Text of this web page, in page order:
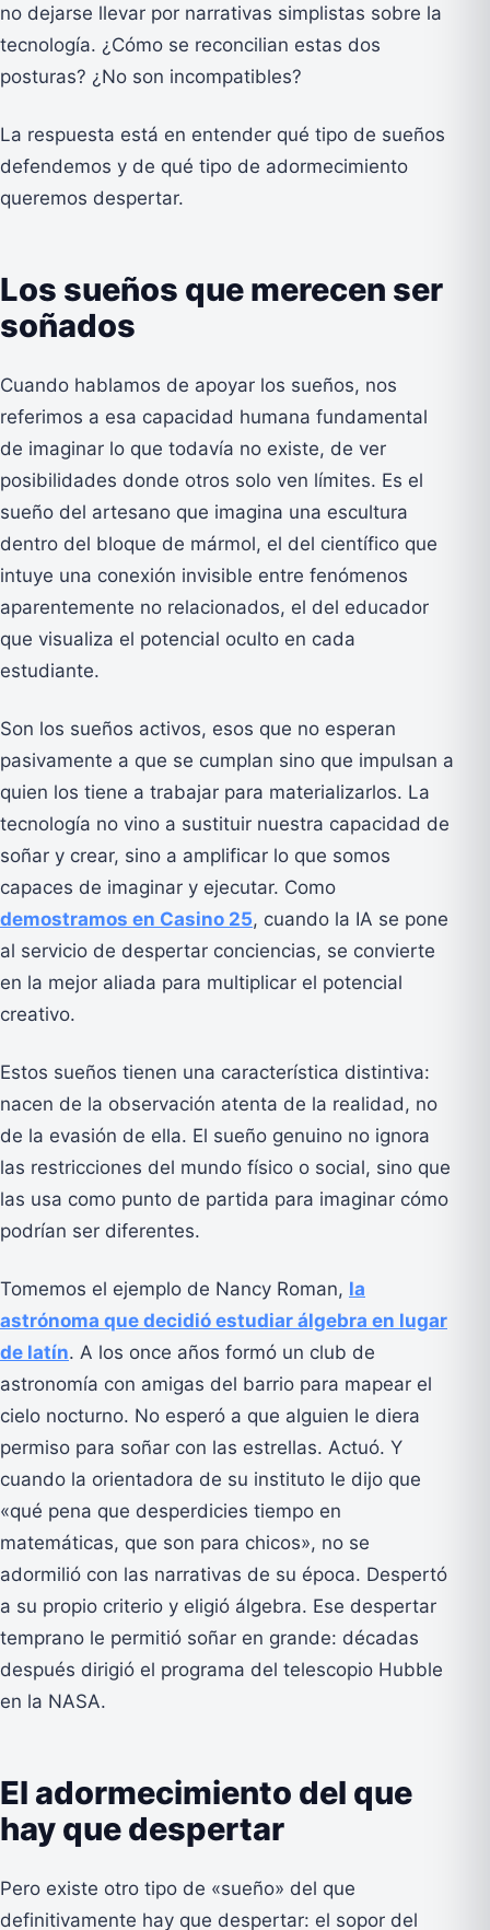
no dejarse llevar por narrativas simplistas sobre la
tecnología. ¿Cómo se reconcilian estas dos
posturas? ¿No son incompatibles?
La respuesta está en entender qué tipo de sueños
defendemos y de qué tipo de adormecimiento
queremos despertar.
Los sueños que merecen ser
soñados
Cuando hablamos de apoyar los sueños, nos
referimos a esa capacidad humana fundamental
de imaginar lo que todavía no existe, de ver
posibilidades donde otros solo ven límites. Es el
sueño del artesano que imagina una escultura
dentro del bloque de mármol, el del científico que
intuye una conexión invisible entre fenómenos
aparentemente no relacionados, el del educador
que visualiza el potencial oculto en cada
estudiante.
Son los sueños activos, esos que no esperan
pasivamente a que se cumplan sino que impulsan a
quien los tiene a trabajar para materializarlos. La
tecnología no vino a sustituir nuestra capacidad de
soñar y crear, sino a amplificar lo que somos
capaces de imaginar y ejecutar. Como
demostramos en Casino 25, cuando la IA se pone
al servicio de despertar conciencias, se convierte
en la mejor aliada para multiplicar el potencial
creativo.
Estos sueños tienen una característica distintiva:
nacen de la observación atenta de la realidad, no
de la evasión de ella. El sueño genuino no ignora
las restricciones del mundo físico o social, sino que
las usa como punto de partida para imaginar cómo
podrían ser diferentes.
Tomemos el ejemplo de Nancy Roman, la
astrónoma que decidió estudiar álgebra en lugar
de latín. A los once años formó un club de
astronomía con amigas del barrio para mapear el
cielo nocturno. No esperó a que alguien le diera
permiso para soñar con las estrellas. Actuó. Y
cuando la orientadora de su instituto le dijo que
«qué pena que desperdicies tiempo en
matemáticas, que son para chicos», no se
adormilió con las narrativas de su época. Despertó
a su propio criterio y eligió álgebra. Ese despertar
temprano le permitió soñar en grande: décadas
después dirigió el programa del telescopio Hubble
en la NASA.
El adormecimiento del que
hay que despertar
Pero existe otro tipo de «sueño» del que
definitivamente hay que despertar: el sopor del